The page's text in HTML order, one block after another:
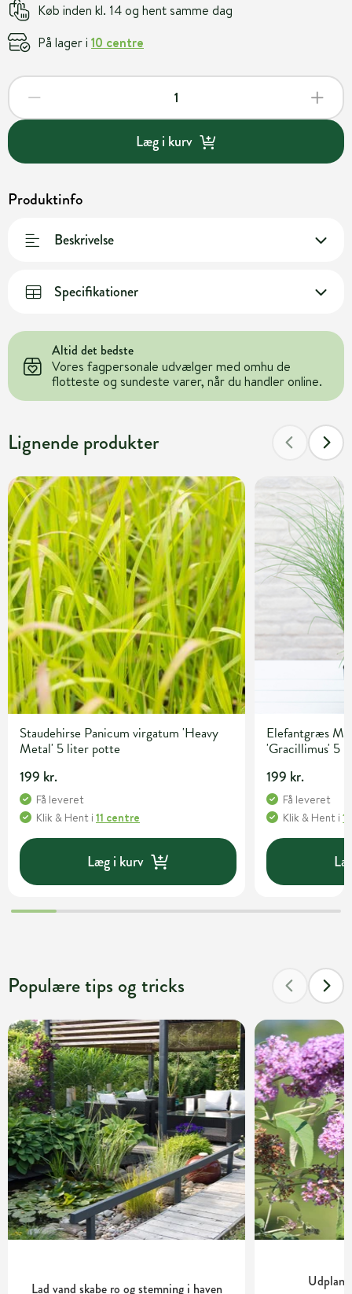
Køb inden kl. 14 og hent samme dag
På lager i 10 centre
Læg i kurv
Produktinfo
Beskrivelse
Specifikationer
Altid det bedste
Vores fagpersonale udvælger med omhu de
flotteste og sundeste varer, når du handler online.
Lignende produkter
Staudehirse Panicum virgatum 'Heavy
Metal' 5 liter potte
199 kr.
Få leveret
Klik & Hent i 11 centre
Læg i kurv
Elefantgræs
'Gracillimus' 5
199 kr.
Få leveret
Klik & Hent i
Populære tips og tricks
Lad vand skabe ro og stemning i haven